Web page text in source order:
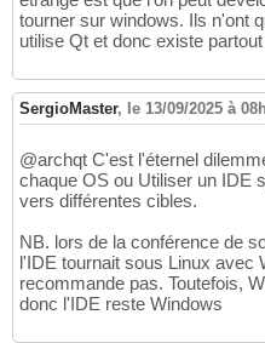
tourner sur windows. Ils n'ont
utilise Qt et donc existe
SergioMaster, le 13/09/2025 à
@archqt C'est l'éternel
chaque OS ou Utiliser un IDE
vers différentes cibles.
NB. lors de la conférence de
l'IDE tournait sous Linux avec
recommande pas. Toutefois,
donc l'IDE reste Windows